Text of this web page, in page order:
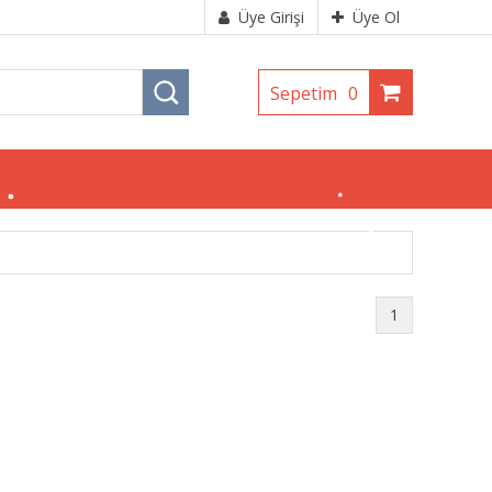
Üye Girişi Üye Ol
Sepetim 0
1